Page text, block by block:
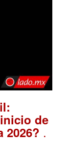
de
2026? .